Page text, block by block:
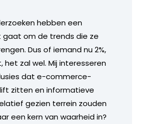
hebben een
om de trends die ze
Dus of iemand nu 2%,
het zal wel. Mij interesseren
dat e-commerce-
zitten en informatieve
gezien terrein zouden
een kern van waarheid in?